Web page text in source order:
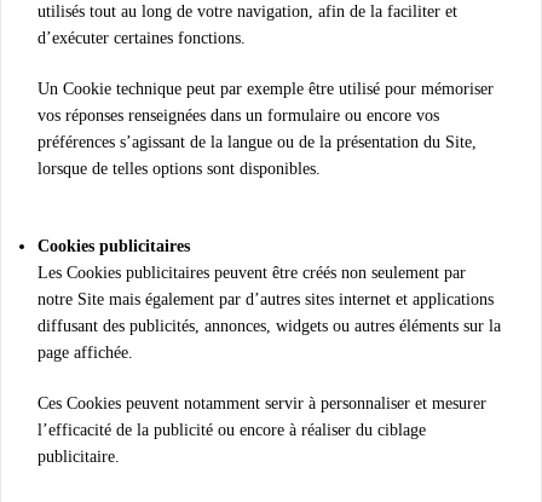
utilisés tout au long de votre navigation, afin de la faciliter et
d’exécuter certaines fonctions.
Un Cookie technique peut par exemple être utilisé pour mémoriser
vos réponses renseignées dans un formulaire ou encore vos
préférences s’agissant de la langue ou de la présentation du Site,
lorsque de telles options sont disponibles.
Cookies publicitaires
Les Cookies publicitaires peuvent être créés non seulement par
notre Site mais également par d’autres sites internet et applications
diffusant des publicités, annonces, widgets ou autres éléments sur la
page affichée.
Ces Cookies peuvent notamment servir à personnaliser et mesurer
l’efficacité de la publicité ou encore à réaliser du ciblage
publicitaire.